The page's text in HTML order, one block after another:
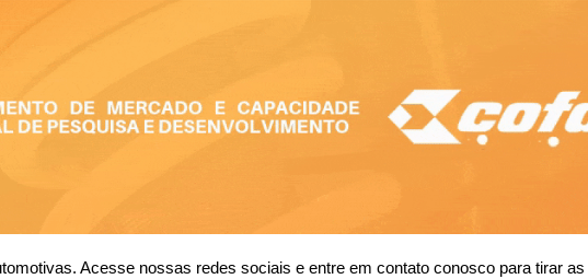
Acesse nossas redes sociais e entre em contato conosco para tirar